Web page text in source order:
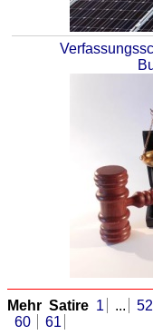
Mehr Satire 1 ... 52
60
61